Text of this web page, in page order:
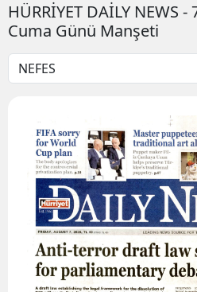
HÜRRİYET DAİLY NEWS
Cuma Günü Manşeti